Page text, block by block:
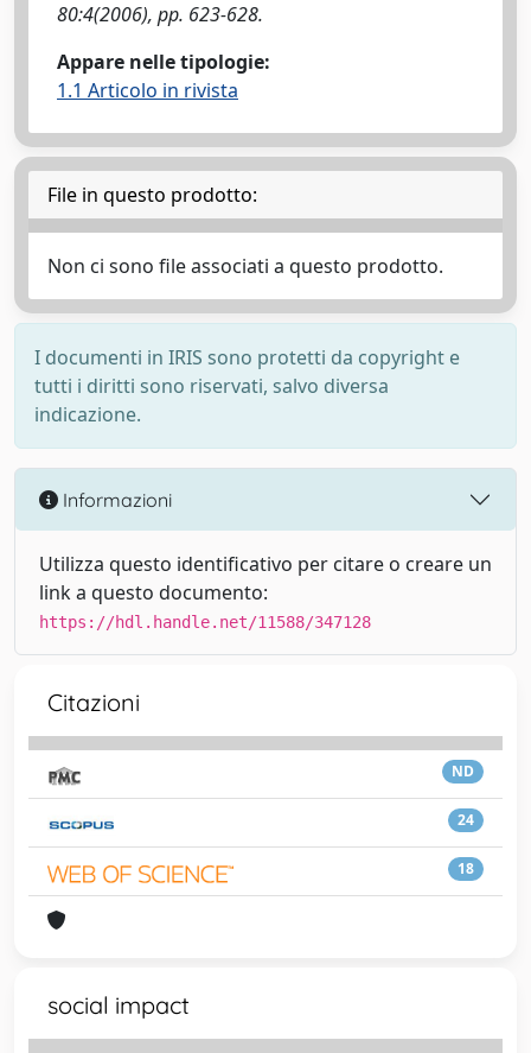
80:4(2006), pp. 623-628.
Appare nelle tipologie:
1.1 Articolo in rivista
File in questo prodotto:
Non ci sono file associati a questo prodotto.
I documenti in IRIS sono protetti da copyright e
tutti i diritti sono riservati, salvo diversa
indicazione.
Informazioni
Utilizza questo identificativo per citare o creare un
link a questo documento:
https://hdl.handle.net/11588/347128
Citazioni
ND
24
18
social impact